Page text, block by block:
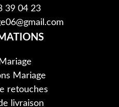
39 04 23
Mariage
retouches
livraison